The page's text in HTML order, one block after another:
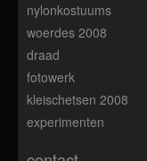
nylonkostuums
woerdes 2008
draad
fotowerk
kleischetsen 2008
experimenten